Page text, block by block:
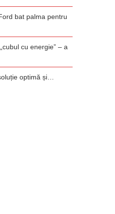
bat palma pentru
cu energie” – a
optimă și…